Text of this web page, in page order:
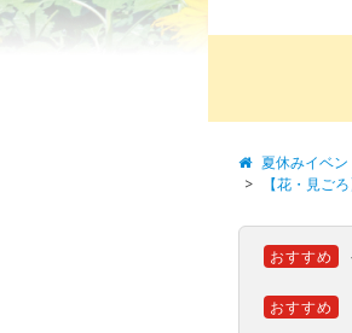
夏休みイベ
【花・見ご
おすすめ
おすすめ